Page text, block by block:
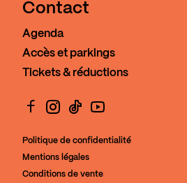
Contact
Agenda
Accès et parkings
Tickets & réductions
Politique de confidentialité
Mentions légales
Conditions de vente